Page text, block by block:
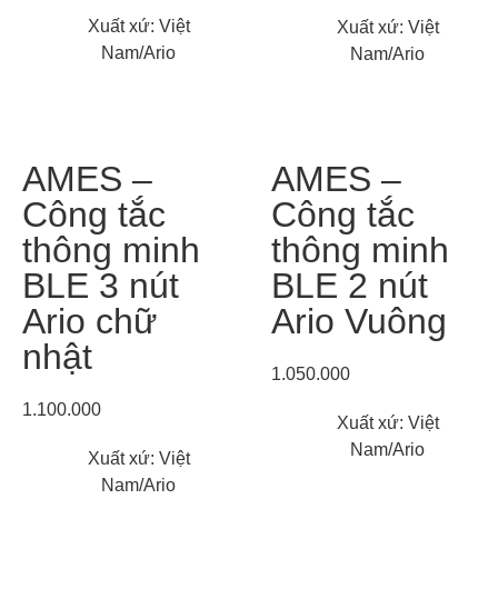
Xuất xứ: Việt
Nam/Ario
Xuất xứ: Việt
Nam/Ario
AMES –
Công tắc
thông minh
BLE 3 nút
Ario chữ
nhật
1.100.000
Xuất xứ: Việt
Nam/Ario
AMES –
Công tắc
thông minh
BLE 2 nút
Ario Vuông
1.050.000
Xuất xứ: Việt
Nam/Ario